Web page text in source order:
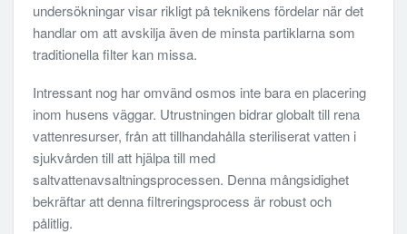
undersökningar visar rikligt på teknikens fördelar när det
handlar om att avskilja även de minsta partiklarna som
traditionella filter kan missa.
Intressant nog har omvänd osmos inte bara en placering
inom husens väggar. Utrustningen bidrar globalt till rena
vattenresurser, från att tillhandahålla steriliserat vatten i
sjukvården till att hjälpa till med
saltvattenavsaltningsprocessen. Denna mångsidighet
bekräftar att denna filtreringsprocess är robust och
pålitlig.